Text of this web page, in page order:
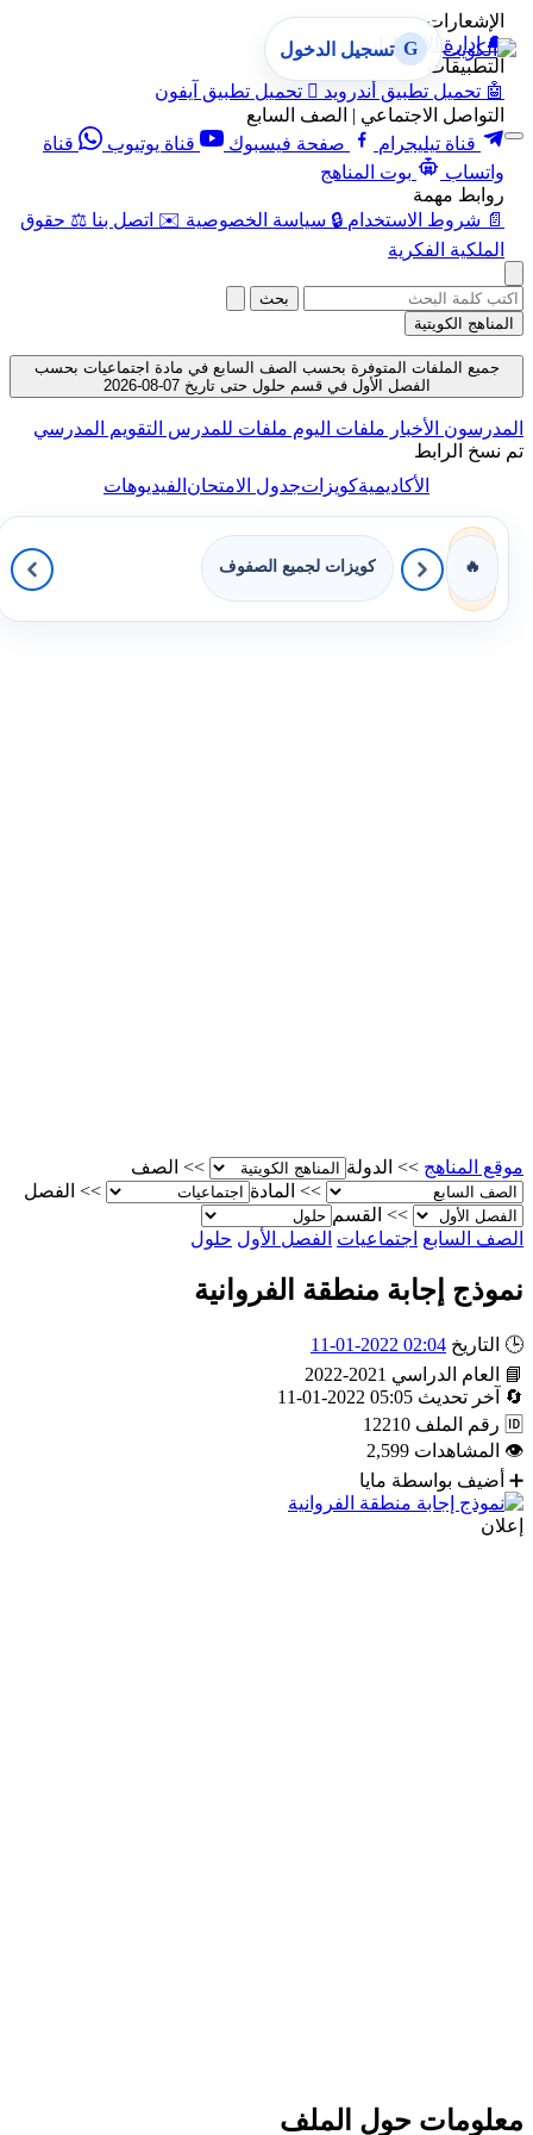
الإشعارات
🔔 إدارة الإشعارات
التطبيقات
🤖 تحميل تطبيق أندرويد  تحميل تطبيق آيفون
التواصل الاجتماعي | الصف السابع
قناة تيليجرام
صفحة فيسبوك قناة يوتيوب
قناة
واتساب
بوت المناهج
روابط مهمة
📄 شروط الاستخدام 🔒 سياسة الخصوصية ✉️ اتصل بنا ⚖️ حقوق
الملكية الفكرية
G تسجيل الدخول
بحث
المناهج الكويتية
جميع الملفات المتوفرة بحسب الصف السابع في مادة اجتماعيات بحسب
الفصل الأول في قسم حلول حتى تاريخ 07-08-2026
المدرسون الأخبار ملفات اليوم ملفات للمدرس التقويم المدرسي
تم نسخ الرابط
الأكاديميةكويزاتجدول الامتحانالفيديوهات
🔥 كويزات لجميع الصفوف
موقع المناهج >> الدولة >>
الصف
>>
المادة >>
الفصل
>>
القسم
الصف السابع
اجتماعيات الفصل الأول حلول
نموذج إجابة منطقة الفروانية
🕒 التاريخ 02:04 2022-01-11
📘
العام الدراسي 2021-2022
🔄
آخر تحديث 05:05 2022-01-11
🆔 رقم الملف 12210
👁
المشاهدات 2,599
➕
أضيف بواسطة مايا
إعلان
معلومات حول الملف